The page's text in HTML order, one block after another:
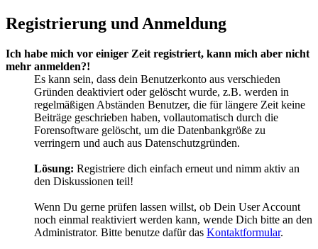
Registrierung und Anmeldung
Ich habe mich vor einiger Zeit registriert, kann mich aber nicht
mehr anmelden?!
Es kann sein, dass dein Benutzerkonto aus verschieden
Gründen deaktiviert oder gelöscht wurde, z.B. werden in
regelmäßigen Abständen Benutzer, die für längere Zeit keine
Beiträge geschrieben haben, vollautomatisch durch die
Forensoftware gelöscht, um die Datenbankgröße zu
verringern und auch aus Datenschutzgründen.
Lösung: Registriere dich einfach erneut und nimm aktiv an
den Diskussionen teil!
Wenn Du gerne prüfen lassen willst, ob Dein User Account
noch einmal reaktiviert werden kann, wende Dich bitte an den
Administrator. Bitte benutze dafür das Kontaktformular.